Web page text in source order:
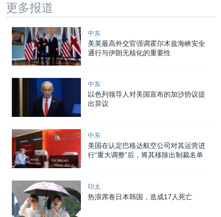
更多报道
中东
美英最高外交官强调霍尔木兹海峡安全
通行与伊朗无核化的重要性
中东
以色列领导人对美国宣布的加沙协议提
出异议
中东
美国在认定巴格达航空公司对其运营进
行“重大调整”后，将其移除出制裁名单
印太
热浪席卷日本韩国，造成17人死亡